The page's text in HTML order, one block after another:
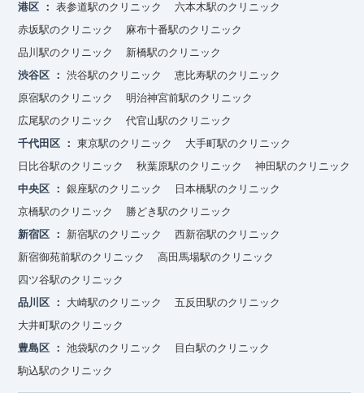
港区
表参道駅のクリニック
六本木駅のクリニック
赤坂駅のクリニック
麻布十番駅のクリニック
品川駅のクリニック
新橋駅のクリニック
渋谷区
渋谷駅のクリニック
恵比寿駅のクリニック
原宿駅のクリニック
明治神宮前駅のクリニック
広尾駅のクリニック
代官山駅のクリニック
千代田区
東京駅のクリニック
大手町駅のクリニック
日比谷駅のクリニック
秋葉原駅のクリニック
神田駅のクリニック
中央区
銀座駅のクリニック
日本橋駅のクリニック
京橋駅のクリニック
勝どき駅のクリニック
新宿区
新宿駅のクリニック
西新宿駅のクリニック
新宿御苑前駅のクリニック
高田馬場駅のクリニック
四ツ谷駅のクリニック
品川区
大崎駅のクリニック
五反田駅のクリニック
大井町駅のクリニック
豊島区
池袋駅のクリニック
目白駅のクリニック
駒込駅のクリニック